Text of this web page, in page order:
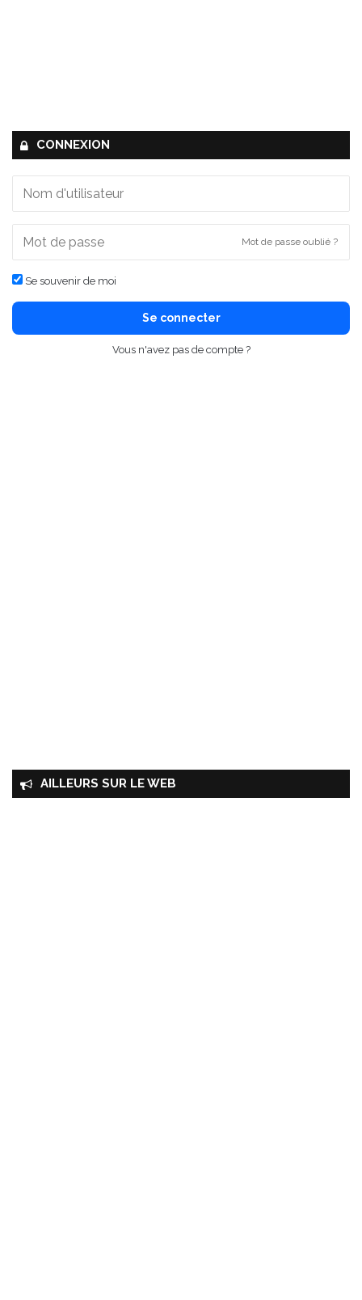
CONNEXION
Mot de passe oublié ?
Se souvenir de moi
Se connecter
Vous n'avez pas de compte ?
AILLEURS SUR LE WEB